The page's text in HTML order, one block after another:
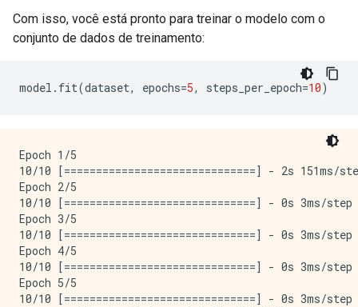
INFO:tensorflow:*** Available Device:
INFO:tensorflow:*** Available Device:
INFO:tensorflow:*** Available Device:
INFO:tensorflow:*** Available Device:
INFO:tensorflow:*** Available Device:
INFO:tensorflow:*** Available Device:
INFO:tensorflow:*** Available Device:
INFO:tensorflow:*** Available Device:
INFO:tensorflow:*** Available Device:
INFO:tensorflow:*** Available Device:
INFO:tensorflow:*** Available Device:
INFO:tensorflow:*** Available Device:
INFO:tensorflow:*** Available Device:
Com isso, você está pronto para treinar o modelo com o
conjunto de dados de treinamento:
model . fit(dataset, epochs=5, steps_per_epoch=10)
Epoch 1/5
10/10 [==============================] - 2s
Epoch 2/5
10/10 [==============================] - 0s 3ms/
Epoch 3/5
10/10 [==============================] - 0s 3ms/
Epoch 4/5
10/10 [==============================] - 0s 3ms/
Epoch 5/5
10/10 [==============================] - 0s 3ms/